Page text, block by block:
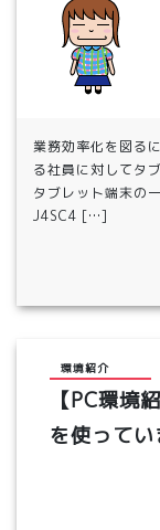
業務効率化を図る
る社員に対してタ
タブレット端末
J4SC4 […]
環境紹介
【PC環境
を使ってい